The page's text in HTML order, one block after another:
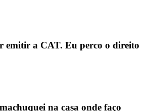
emitir a CAT. Eu perco o direito
na casa onde faço